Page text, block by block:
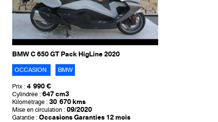
BMW C 650 GT Pack HigLine 2020
OCCASION BMW
Prix : 4 990 €
Cylindrée : 647 cm3
Kilométrage : 30 670 kms
Mise en circulation : 09/2020
Garantie : Occasions Garanties 12 mois